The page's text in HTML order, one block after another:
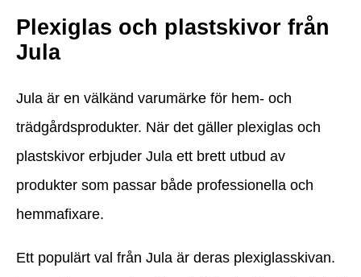
Plexiglas och plastskivor från
Jula
Jula är en välkänd varumärke för hem- och
trädgårdsprodukter. När det gäller plexiglas och
plastskivor erbjuder Jula ett brett utbud av
produkter som passar både professionella och
hemmafixare.
Ett populärt val från Jula är deras plexiglasskivan.